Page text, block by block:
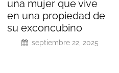
una mujer que vive
en una propiedad de
su exconcubino
septiembre 22, 2025